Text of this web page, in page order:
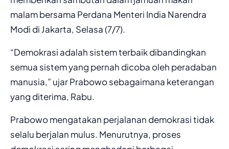
malam bersama Perdana Menteri India Narendra
Modi di Jakarta, Selasa (7/7).
“Demokrasi adalah sistem terbaik dibandingkan
semua sistem yang pernah dicoba oleh peradaban
manusia,” ujar Prabowo sebagaimana keterangan
yang diterima, Rabu.
Prabowo mengatakan perjalanan demokrasi tidak
selalu berjalan mulus. Menurutnya, proses